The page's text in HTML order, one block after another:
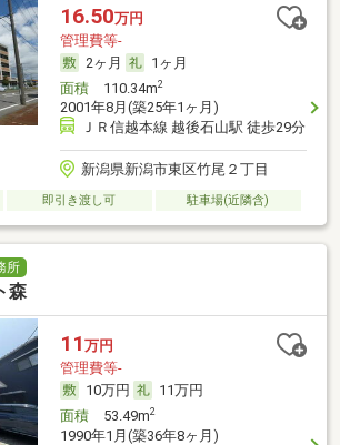
16.50万円
管理費等-
2ヶ月
1ヶ月
面積110.34m2
2001年8月(築25年1ヶ月)
ＪＲ信越本線 越後石山駅 徒歩29分
新潟県新潟市東区竹尾２丁目
即引き渡し可 駐車場(近隣含)
所
森
11 万円
管理費等-
10万円
11万円
面積53.49m2
1990年1月(築36年8ヶ月)